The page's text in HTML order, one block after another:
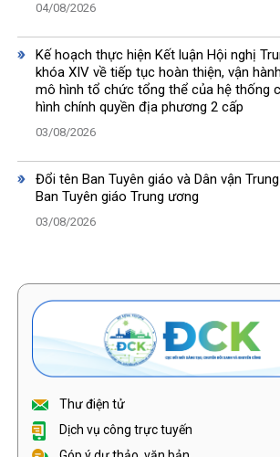
04/08/2026
Kế hoạch thực hiện Kết luận Hội nghị
khóa XIV về tiếp tục hoàn thiện, vận
mô hình tổ chức tổng thể của hệ thống
hình chính quyền địa phương 2 cấp
03/08/2026
Đổi tên Ban Tuyên giáo và Dân vận
Ban Tuyên giáo Trung ương
03/08/2026
Thư điện tử
Dịch vụ công trực tuyến